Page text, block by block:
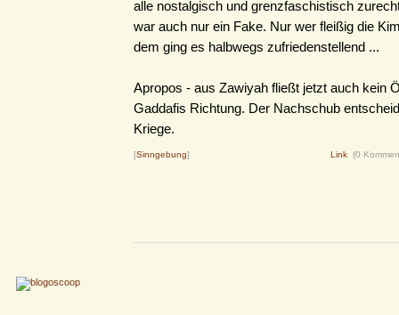
alle nostalgisch und grenzfaschistisch
war auch nur ein Fake. Nur wer fleißig die
dem ging es halbwegs zufriedenstellend ...
Apropos - aus Zawiyah fließt jetzt auch kein
Gaddafis Richtung. Der Nachschub
Kriege.
[Sinngebung] Link (0